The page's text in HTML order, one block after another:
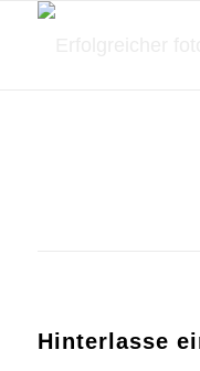
Hinterlasse